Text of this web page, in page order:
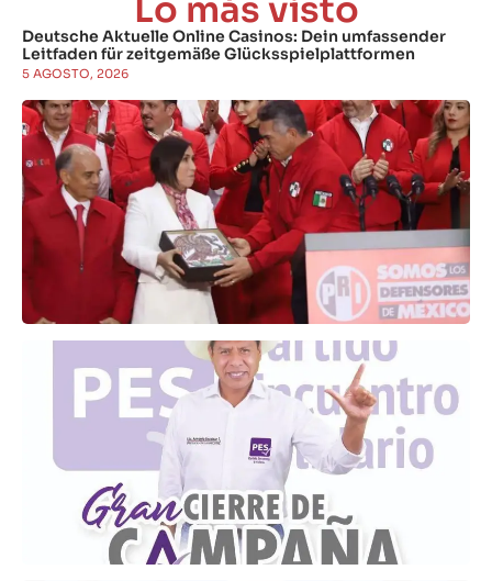
Lo más visto
Deutsche Aktuelle Online Casinos: Dein umfassender
Leitfaden für zeitgemäße Glücksspielplattformen
5 AGOSTO, 2026